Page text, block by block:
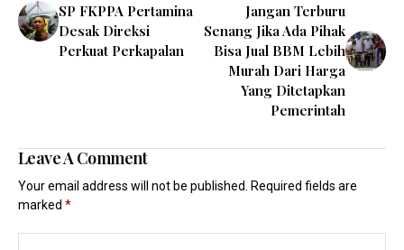
SP FKPPA Pertamina
Desak Direksi
Perkuat Perkapalan
Jangan Terburu
Senang Jika Ada Pihak
Bisa Jual BBM Lebih
Murah Dari Harga
Yang Ditetapkan
Pemerintah
Leave A Comment
Your email address will not be published. Required fields are
marked *